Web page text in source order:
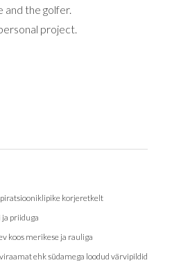
and the golfer.
project.
korjeretkelt
priiduga
koos merikese ja rauliga
ehk südamega loodud värvipildid